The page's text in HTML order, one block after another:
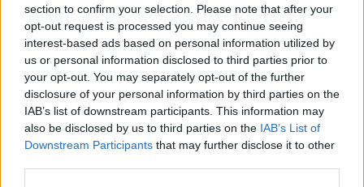
section to confirm your selection. Please note that after your
opt-out request is processed you may continue seeing
interest-based ads based on personal information utilized by
us or personal information disclosed to third parties prior to
your opt-out. You may separately opt-out of the further
disclosure of your personal information by third parties on the
IAB’s list of downstream participants. This information may
also be disclosed by us to third parties on the IAB’s List of
Downstream Participants that may further disclose it to other
Κύπρου
13:00
GOSSIP - LIFESTYLE
Ο Σάκης Ρουβάς έγινε μελισσοκόμος για μία
ημέρα
12:58
ΚΡΗΤΗ
Κτηματολόγιο: Ποιοι μπορούν να δηλώσουν το
ΠΕΡΙΣΣΟΤΕΡΑ
ΚΡΗΤΗ
Αστυνομικοί Ηρακλείου: Ενισχύουν
έμπρακτα το Γραφείο Ανηλίκων -